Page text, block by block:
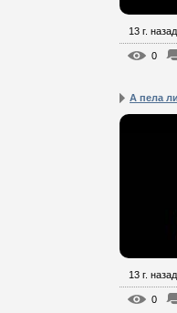
13 г. назад
0
А пела
13 г. назад
0